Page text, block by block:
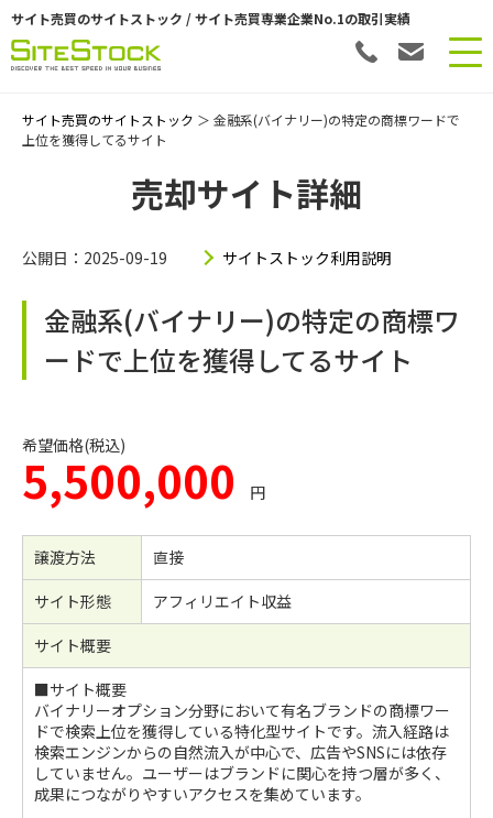
サイト売買のサイトストック / サイト売買専業企業No.1の取引実績
サイト売買のサイトストック ＞ 金融系(バイナリー)の特定の商標ワードで
上位を獲得してるサイト
売却サイト詳細
公開日：2025-09-19 サイトストック利用説明
金融系(バイナリー)の特定の商標ワ
ードで上位を獲得してるサイト
希望価格(税込)
5,500,000 円
譲渡方法
直接
サイト形態
アフィリエイト収益
サイト概要
■サイト概要
バイナリーオプション分野において有名ブランドの商標ワー
ドで検索上位を獲得している特化型サイトです。流入経路は
検索エンジンからの自然流入が中心で、広告やSNSには依存
していません。ユーザーはブランドに関心を持つ層が多く、
成果につながりやすいアクセスを集めています。